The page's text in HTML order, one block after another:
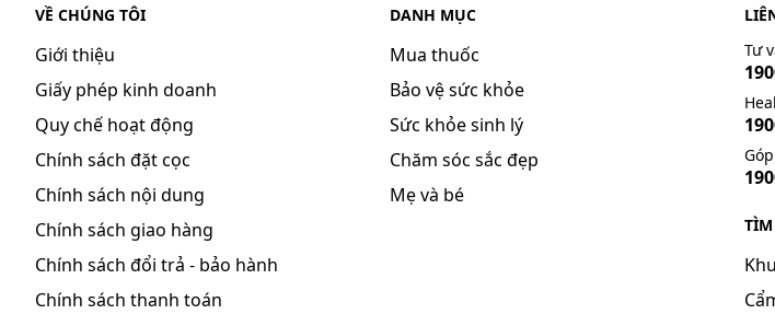
Tác dụng phụ có thể gặp:
Khi sử dụng thuốc OP.CAN 40 mg, bạn có thể gặp các tác dụng không mong muốn
dùng thuốc lâu ngày.
Chưa có báo cáo.
Ít gặp, 1/1000 < ADR < 1/100:
Chưa có báo cáo.
VỀ CHÚNG TÔI
Giới thiệu
Giấy phép kinh doanh
Quy chế hoạt động
Chính sách đặt cọc
Chính sách nội dung
Chính sách giao hàng
Chính sách đổi trả - bảo hành
Chính sách thanh toán
DANH MỤC
Mua thuốc
Bảo vệ sức khỏe
Sức khỏe sinh lý
Chăm sóc sắc đẹp
Mẹ và bé
Tư